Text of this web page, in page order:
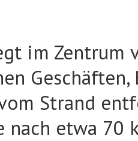
im Zentrum
Geschäften,
Strand
nach etwa 70